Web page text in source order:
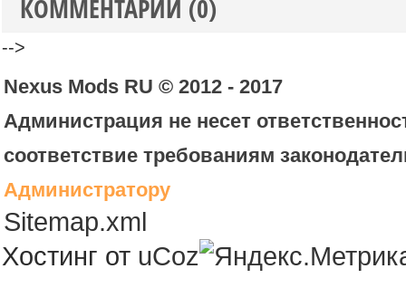
КОММЕНТАРИИ (0)
-->
Nexus Mods RU © 2012 - 2017
Администрация не несет
соответствие требованиям
Администратору
Sitemap.xml
Хостинг от uCoz